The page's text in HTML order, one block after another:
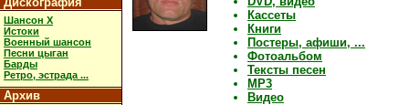
Шансон X
Истоки
Военный шансон
Песни цыган
Барды
Ретро, эстрада ...
Архив
Кассеты
Книги
Постеры, афиши, ...
Фотоальбом
Тексты песен
MP3
Видео